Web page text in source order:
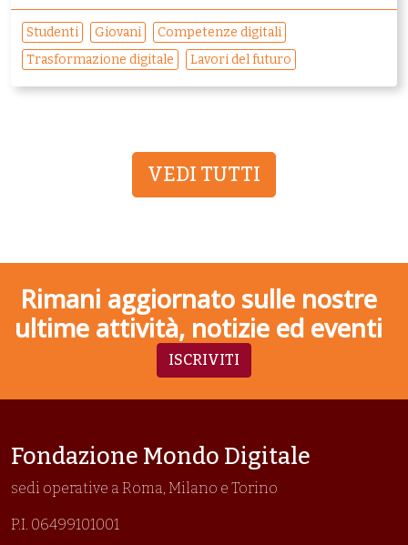
Studenti Giovani
Competenze digitali
Trasformazione digitale
Lavori del futuro
VEDI TUTTI
Rimani aggiornato sulle nostre
ultime attività, notizie ed eventi
ISCRIVITI
Fondazione Mondo Digitale
sedi operative a Roma, Milano e Torino
P.I. 06499101001